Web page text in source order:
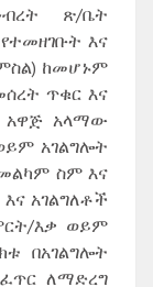
ጽ/ቤት
እና
ከመሆኑም
ጥቁር እና
አዋጅ አላማው
አገልግሎት
ስም እና
አገልግለቶች
እቃ ወይም
በአገልግሎት
ለማድረግ